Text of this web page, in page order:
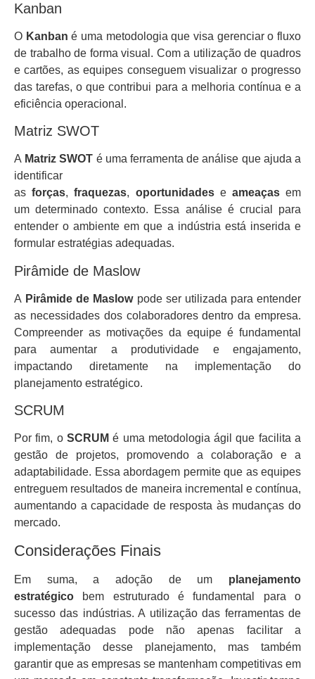
Kanban
O Kanban é uma metodologia que visa gerenciar o fluxo
de trabalho de forma visual. Com a utilização de quadros
e cartões, as equipes conseguem visualizar o progresso
das tarefas, o que contribui para a melhoria contínua e a
eficiência operacional.
Matriz SWOT
A Matriz SWOT é uma ferramenta de análise que ajuda a
identificar
asforças,fraquezas, oportunidadese ameaçasem
um determinado contexto. Essa análise é crucial para
entender o ambiente em que a indústria está inserida e
formular estratégias adequadas.
Pirâmide de Maslow
A Pirâmide de Maslowpode ser utilizada para entender
as necessidades dos colaboradores dentro da empresa.
Compreender as motivações da equipe é fundamental
para aumentar a produtividade e engajamento,
impactando diretamente na implementação do
planejamento estratégico.
SCRUM
Por fim, o SCRUM é uma metodologia ágil que facilita a
gestão de projetos, promovendo a colaboração e a
adaptabilidade. Essa abordagem permite que as equipes
entreguem resultados de maneira incremental e contínua,
aumentando a capacidade de resposta às mudanças do
mercado.
Considerações Finais
Em suma, a adoção de um planejamento
estratégico bem estruturado é fundamental para o
sucesso das indústrias. A utilização das ferramentas de
gestão adequadas pode não apenas facilitar a
implementação desse planejamento, mas também
garantir que as empresas se mantenham competitivas em